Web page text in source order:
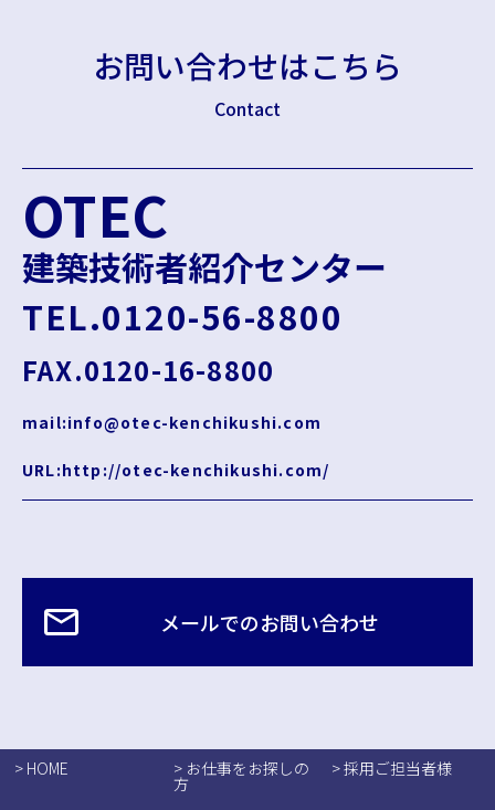
お問い合わせはこちら
Contact
OTEC
建築技術者紹介センター
TEL.0120-56-8800
FAX.0120-16-8800
mail:info@otec-kenchikushi.com
URL:http://otec-kenchikushi.com/
メールでのお問い合わせ
> HOME > お仕事をお探しの
方
> 採用ご担当者様